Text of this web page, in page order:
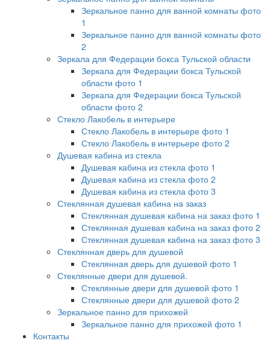
Зеркальное панно для ванной комнаты фото
1
Зеркальное панно для ванной комнаты фото
2
Зеркала для Федерации бокса Тульской области
Зеркала для Федерации бокса Тульской
области фото 1
Зеркала для Федерации бокса Тульской
области фото 2
Стекло Лакобель в интерьере
Стекло Лакобель в интерьере фото 1
Стекло Лакобель в интерьере фото 2
Душевая кабина из стекла
Душевая кабина из стекла фото 1
Душевая кабина из стекла фото 2
Душевая кабина из стекла фото 3
Стеклянная душевая кабина на заказ
Стеклянная душевая кабина на заказ фото 1
Стеклянная душевая кабина на заказ фото 2
Стеклянная душевая кабина на заказ фото 3
Стеклянная дверь для душевой
Стеклянная дверь для душевой фото 1
Стеклянные двери для душевой.
Стеклянные двери для душевой фото 1
Стеклянные двери для душевой фото 2
Зеркальное панно для прихожей
Зеркальное панно для прихожей фото 1
Контакты